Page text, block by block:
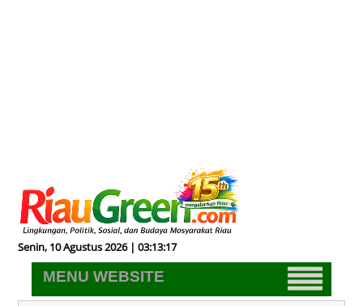
Senin, 10 Agustus 2026 | 03:13:18
MENU WEBSITE